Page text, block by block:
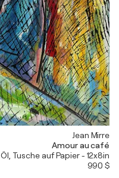
Jean Mirre
Amour au café
Öl, Tusche auf Papier - 12x8in
990 $